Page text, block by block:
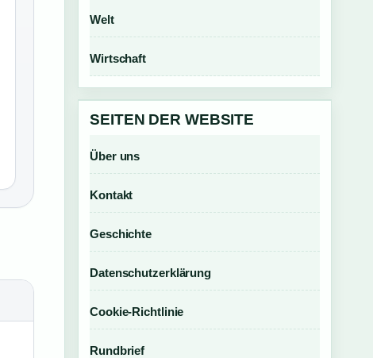
Welt
Wirtschaft
SEITEN DER WEBSITE
Über uns
Kontakt
Geschichte
Datenschutzerklärung
Cookie-Richtlinie
Rundbrief